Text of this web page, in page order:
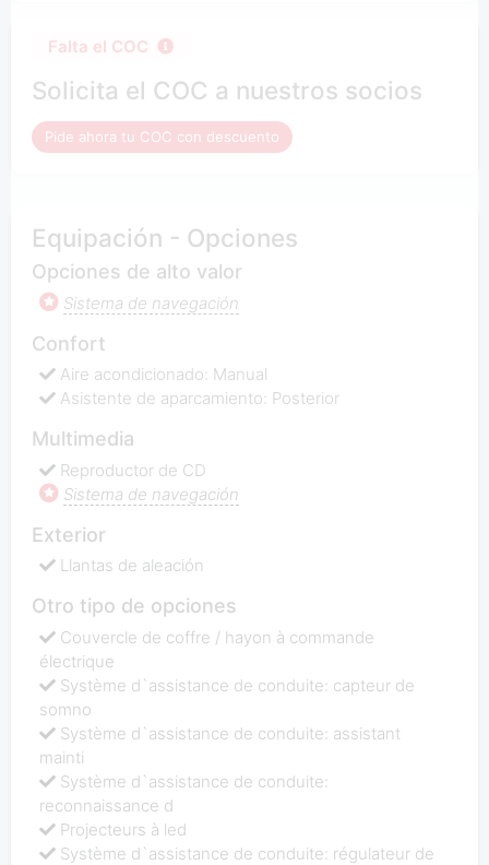
Falta el COC
Solicita el COC a nuestros socios
Pide ahora tu COC con descuento
Equipación - Opciones
Opciones de alto valor
Sistema de navegación
Confort
Aire acondicionado: Manual
Asistente de aparcamiento: Posterior
Multimedia
Reproductor de CD
Sistema de navegación
Exterior
Llantas de aleación
Otro tipo de opciones
Couvercle de coffre / hayon à commande
électrique
Système d`assistance de conduite: capteur de
somno
Système d`assistance de conduite: assistant
mainti
Système d`assistance de conduite:
reconnaissance d
Projecteurs à led
Système d`assistance de conduite: régulateur de